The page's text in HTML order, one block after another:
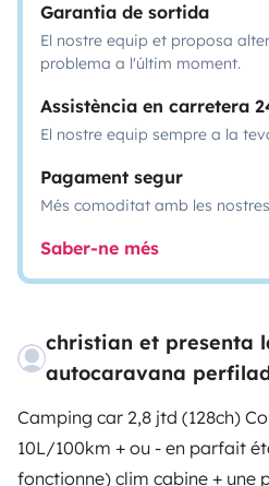
Garantia de sortida
El nostre equip et proposa
problema a l'últim moment.
Assistència en carretera
El nostre equip sempre a la
Pagament segur
Més comoditat amb les
Saber-ne més
christian et presenta
autocaravana
Camping car 2,8 jtd (128ch)
10L/100km + ou - en parfait
fonctionne) clim cabine + une